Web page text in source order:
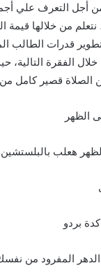
أجل التعرف علي
من خلالها قيمة
قدرات الطالب
الفقرة التالية،
الصلاة قصير كامل
الظهر
هعلب
بردو
المفرود من